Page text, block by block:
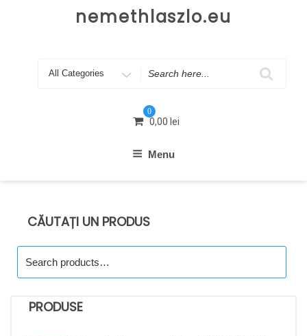
nemethlaszlo.eu
Search
0
0,00 lei
Menu
CĂUTAȚI UN PRODUS
for:
PRODUSE